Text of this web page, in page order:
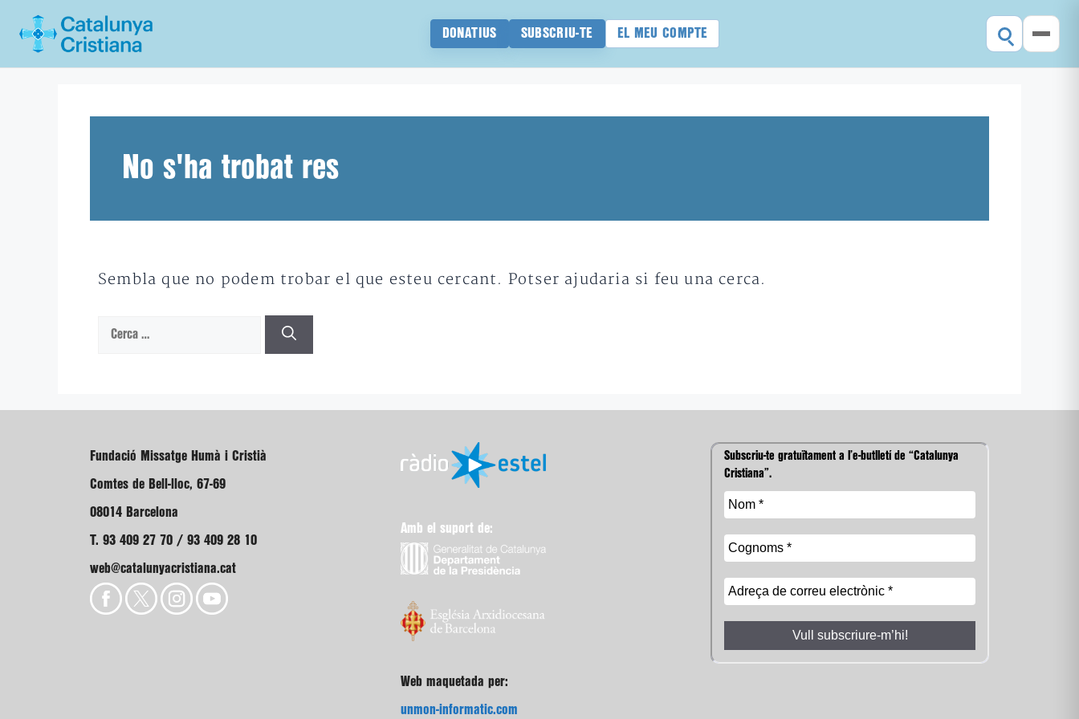
DONATIUS SUBSCRIU-TE EL MEU COMPTE
No s'ha trobat res
Sembla que no podem trobar el que esteu cercant. Potser ajudaria si feu una cerca.
Cerca:
Fundació Missatge Humà i Cristià
Comtes de Bell-lloc, 67-69
08014 Barcelona
T. 93 409 27 70 / 93 409 28 10
web@catalunyacristiana.cat
Amb el suport de:
Web maquetada per:
unmon-informatic.com
Subscriu-te gratuïtament a l’e-butlletí de “Catalunya
Cristiana”.